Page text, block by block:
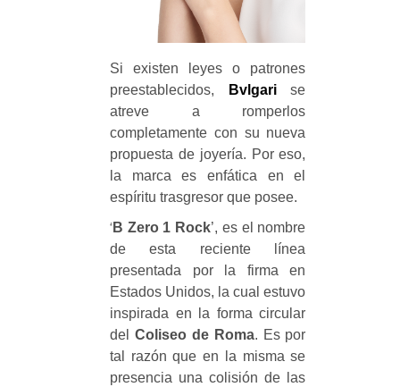
Si existen leyes o patrones
preestablecidos,
Bvlgari
se
atreve a romperlos
completamente con su nueva
propuesta de joyería. Por eso,
la marca es enfática en el
espíritu trasgresor que posee.
‘ B Zero 1 Rock’, es el nombre
de esta reciente línea
presentada por la firma en
Estados Unidos, la cual estuvo
inspirada en la forma circular
del Coliseo de Roma. Es por
tal razón que en la misma se
presencia una colisión de las